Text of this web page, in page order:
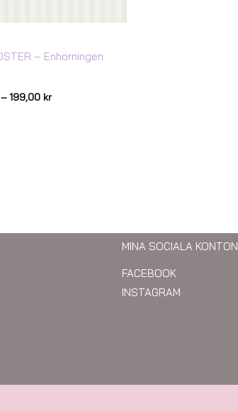
– Enhörningen
– 199,00 kr
MINA SOCIALA KONTON
FACEBOOK
INSTAGRAM